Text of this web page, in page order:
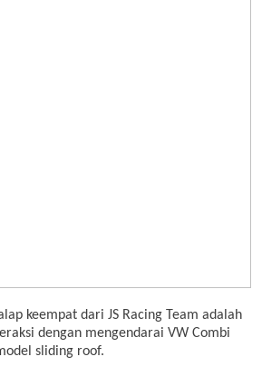
keempat dari JS Racing Team adalah
dengan mengendarai VW Combi
sliding roof.